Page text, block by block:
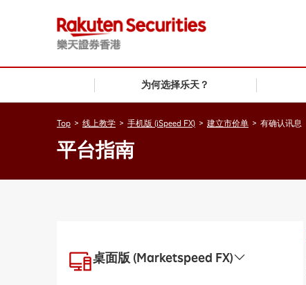
为何选择乐天？
Top > 线上教学 > 手机版 (iSpeed FX) > 建立市价单 > 有确认讯息
平台指南
桌面版 (Marketspeed FX)